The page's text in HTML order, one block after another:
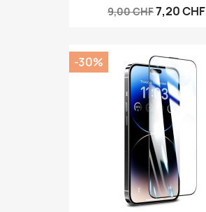
9,00 CHF7,20 CHF
-30%